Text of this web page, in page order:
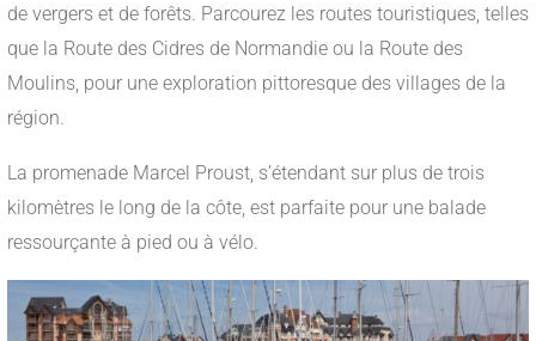
de vergers et de forêts. Parcourez les routes touristiques, telles
que la Route des Cidres de Normandie ou la Route des
Moulins, pour une exploration pittoresque des villages de la
région.
La promenade Marcel Proust, s’étendant sur plus de trois
kilomètres le long de la côte, est parfaite pour une balade
ressourçante à pied ou à vélo.